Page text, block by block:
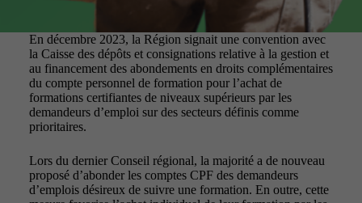
En décembre 2023, la Région signait une convention avec
la Caisse des dépôts et consignations relative à la gestion et
au financement des abondements en droits complémentaires
du compte personnel de formation pour l’achat de
formations certifiantes de niveaux supérieurs par les
demandeurs d’emploi sur des secteurs définis comme
prioritaires.
Lors du dernier Conseil régional, la majorité a de nouveau
proposé d’abonder les comptes CPF des demandeurs
d’emplois désireux de suivre une formation. En outre, cette